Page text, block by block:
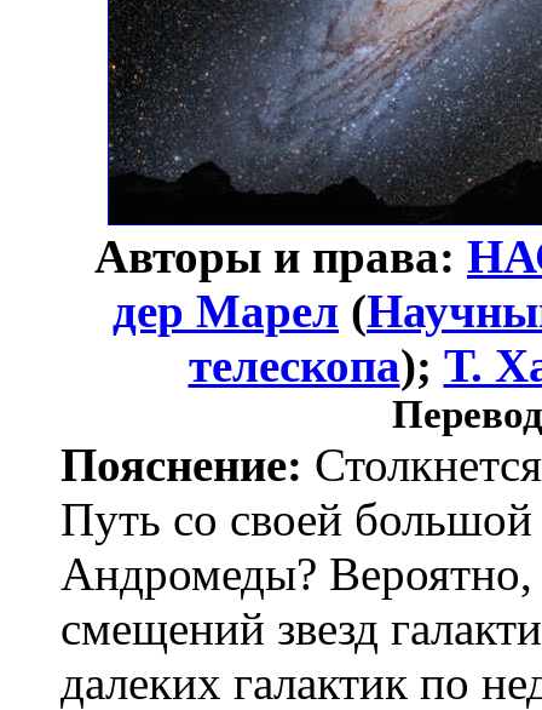
Авторы и права:
дер Марел (
телескопа); Т.
Пояснение:
Путь со своей большой
Андромеды?
смещений звезд
далеких галактик по